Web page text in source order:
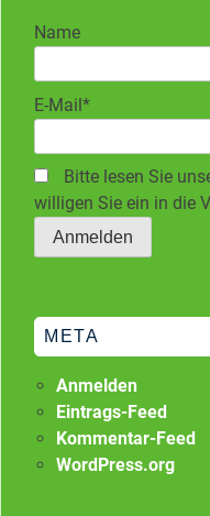
Name
E-Mail*
Bitte lesen Sie
willigen Sie ein in die
META
Anmelden
Eintrags-Feed
Kommentar-Feed
WordPress.org